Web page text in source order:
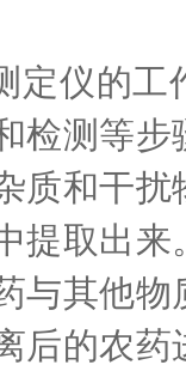
仪的工
检测等
质和干
提取出
与其他
后的农